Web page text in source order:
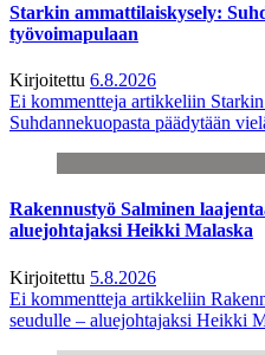
Starkin ammattilaiskysely:
työvoimapulaan
Kirjoitettu 6.8.2026
Ei kommentteja artikkeliin
Suhdannekuopasta päädytään
Rakennustyö Salminen
aluejohtajaksi Heikki Malaska
Kirjoitettu 5.8.2026
Ei kommentteja artikkeliin
seudulle – aluejohtajaksi Heikki